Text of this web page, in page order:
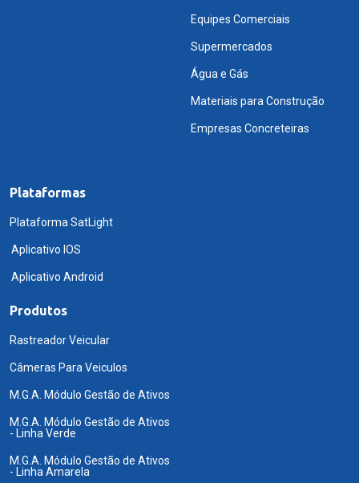
Equipes Comerciais
Supermercados
Água e Gás
Materiais para Construção
Empresas Concreteiras
Plataformas
Plataforma SatLight
Aplicativo IOS
Aplicativo Android
Produtos
Rastreador Veicular
Câmeras Para Veiculos
M.G.A. Módulo Gestão de Ativos
M.G.A. Módulo Gestão de Ativos
- Linha Verde
M.G.A. Módulo Gestão de Ativos
- Linha Amarela